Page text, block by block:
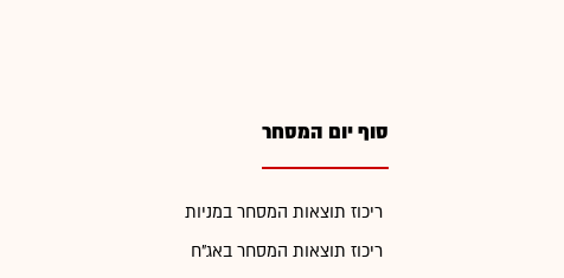
סוף יום המסחר
ריכוז תוצאות המסחר במניות
ריכוז תוצאות המסחר באג"ח